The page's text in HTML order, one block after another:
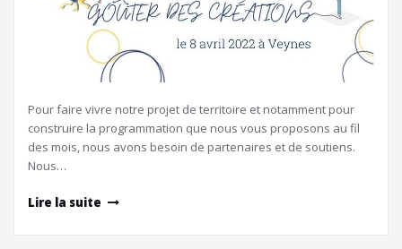
Pour faire vivre notre projet de territoire et notamment pour
construire la programmation que nous vous proposons au fil
des mois, nous avons besoin de partenaires et de soutiens.
Nous…
Lire la suite